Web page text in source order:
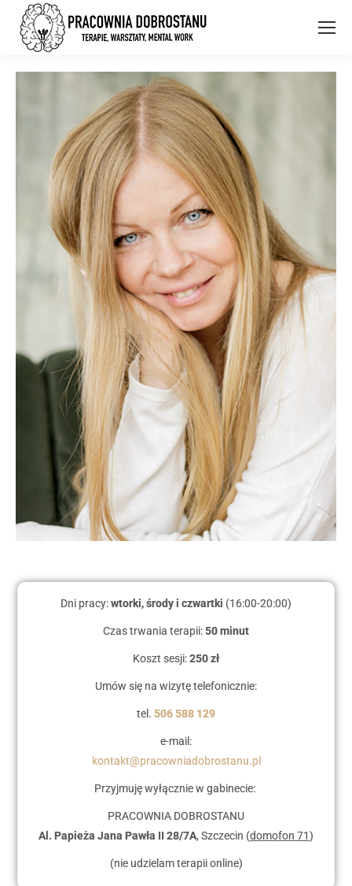
Dni pracy:wtorki, środy i czwartki (16:00-20:00)
Czas trwania terapii:50 minut
Koszt sesji:250 zł
Umów się na wizytę telefonicznie:
tel. 506 588 129
e-mail:
kontakt@pracowniadobrostanu.pl
Przyjmuję wyłącznie w gabinecie:
PRACOWNIA DOBROSTANU
Al. Papieża Jana Pawła II 28/7A, Szczecin (domofon 71)
(nie udzielam terapii online)